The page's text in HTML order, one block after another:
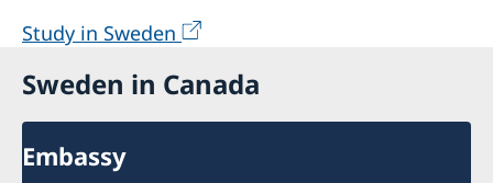
Study in Sweden
Sweden in Canada
Embassy